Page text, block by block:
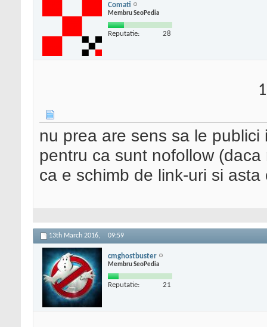
Comati
Membru SeoPedia
Reputatie: 28
nu prea are sens sa le
pentru ca sunt nofollow
ca e schimb de link-uri si
13th March 2016, 09:59
cmghostbuster
Membru SeoPedia
Reputatie: 21